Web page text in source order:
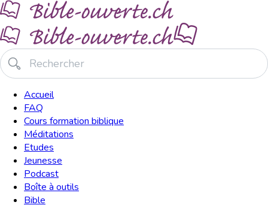
Accueil
FAQ
Cours formation biblique
Méditations
Etudes
Jeunesse
Podcast
Boîte à outils
Bible